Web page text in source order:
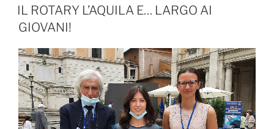
IL
IL ROTARY L’AQUILA E… LARGO AI
GIOVANI!